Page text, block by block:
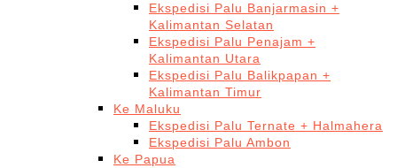
Ekspedisi Palu Banjarmasin +
Kalimantan Selatan
Ekspedisi Palu Penajam +
Kalimantan Utara
Ekspedisi Palu Balikpapan +
Kalimantan Timur
Ke Maluku
Ekspedisi Palu Ternate + Halmahera
Ekspedisi Palu Ambon
Ke Papua